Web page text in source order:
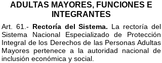
ADULTAS MAYORES, FUNCIONES E
INTEGRANTES
Art. 61.- Rectoría del Sistema. La rectoría del
Sistema Nacional Especializado de Protección
Integral de los Derechos de las Personas Adultas
Mayores pertenece a la autoridad nacional de
inclusión económica y social.